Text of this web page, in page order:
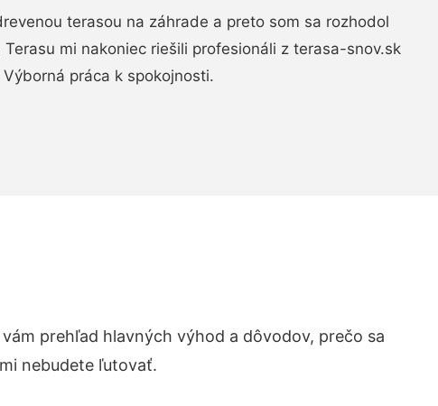
terasou na záhrade a preto som sa rozhodol
mi nakoniec riešili profesionáli z terasa-snov.sk
práca k spokojnosti.
prehľad hlavných výhod a dôvodov, prečo sa
nebudete ľutovať.